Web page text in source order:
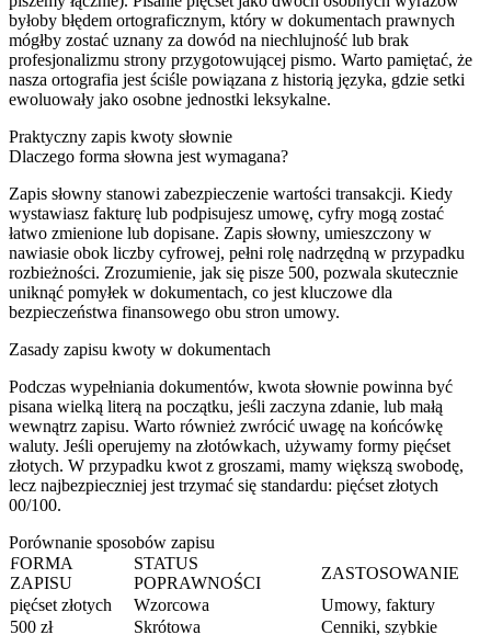
byłoby błędem ortograficznym, który w dokumentach prawnych
mógłby zostać uznany za dowód na niechlujność lub brak
profesjonalizmu strony przygotowującej pismo. Warto pamiętać, że
nasza ortografia jest ściśle powiązana z historią języka, gdzie setki
ewoluowały jako osobne jednostki leksykalne.
Praktyczny zapis kwoty słownie
Dlaczego forma słowna jest wymagana?
Zapis słowny stanowi zabezpieczenie wartości transakcji. Kiedy
wystawiasz fakturę lub podpisujesz umowę, cyfry mogą zostać
łatwo zmienione lub dopisane. Zapis słowny, umieszczony w
nawiasie obok liczby cyfrowej, pełni rolę nadrzędną w przypadku
rozbieżności. Zrozumienie, jak się pisze 500, pozwala skutecznie
uniknąć pomyłek w dokumentach, co jest kluczowe dla
bezpieczeństwa finansowego obu stron umowy.
Zasady zapisu kwoty w dokumentach
Podczas wypełniania dokumentów, kwota słownie powinna być
pisana wielką literą na początku, jeśli zaczyna zdanie, lub małą
wewnątrz zapisu. Warto również zwrócić uwagę na końcówkę
waluty. Jeśli operujemy na złotówkach, używamy formy pięćset
złotych. W przypadku kwot z groszami, mamy większą swobodę,
lecz najbezpieczniej jest trzymać się standardu: pięćset złotych
00/100.
Porównanie sposobów zapisu
FORMA
ZAPISU
STATUS
POPRAWNOŚCI
ZASTOSOWANIE
pięćset złotych
Wzorcowa
Umowy, faktury
500 zł
Skrótowa Cenniki, szybkie